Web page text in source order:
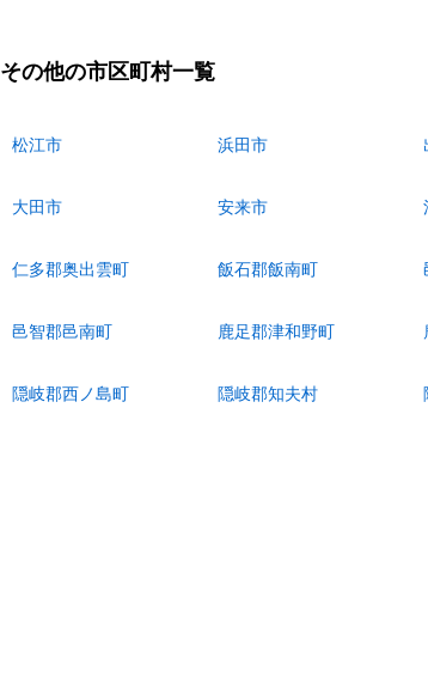
その他の市区町村一覧
松江市 浜田市
大田市 安来市
仁多郡奥出雲町 飯石郡飯南町
邑智郡邑南町 鹿足郡津和野町
隠岐郡西ノ島町 隠岐郡知夫村